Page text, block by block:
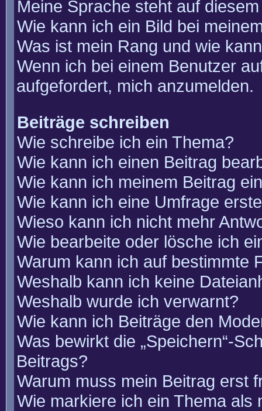
Meine Sprache steht auf
Wie kann ich ein Bild bei
Was ist mein Rang und wie
Wenn ich bei einem Benutzer
aufgefordert, mich anzumelden.
Beiträge schreiben
Wie schreibe ich ein Thema?
Wie kann ich einen Beitrag
Wie kann ich meinem Beitrag
Wie kann ich eine Umfrage
Wieso kann ich nicht mehr
Wie bearbeite oder lösche ich
Warum kann ich auf bestimmte
Weshalb kann ich keine
Weshalb wurde ich verwarnt?
Wie kann ich Beiträge den
Was bewirkt die „Speichern“-
Beitrags?
Warum muss mein Beitrag erst
Wie markiere ich ein Thema als